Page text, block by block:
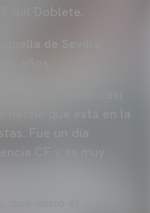
del Doblete.
de Sevilla!
años.
CF y es muy
que abrió el